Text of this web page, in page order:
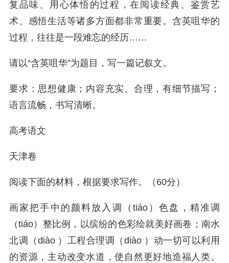
复品味、用心体悟的过程，在阅读经典、鉴赏艺
术、感悟生活等诸多方面都非常重要。含英咀华的
过程，往往是一段难忘的经历……
请以“含英咀华”为题目，写一篇记叙文。
要求：思想健康；内容充实、合理，有细节描写；
语言流畅，书写清晰。
高考语文
天津卷
阅读下面的材料，根据要求写作。（60分）
画家把手中的颜料放入调（tiáo）色盘，精准调
（tiáo）整比例，以缤纷的色彩绘就美好画卷；南水
北调（diào ）工程合理调（diào ）动一切可以利用
的资源，主动改变水道，使自然更好地造福人类。